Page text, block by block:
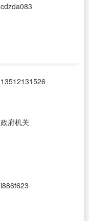
cdzda083
13512131526
政府机关
i886f623